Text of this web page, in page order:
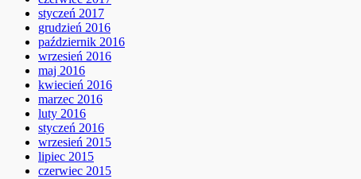
styczeń 2017
grudzień 2016
październik 2016
wrzesień 2016
maj 2016
kwiecień 2016
marzec 2016
luty 2016
styczeń 2016
wrzesień 2015
lipiec 2015
czerwiec 2015